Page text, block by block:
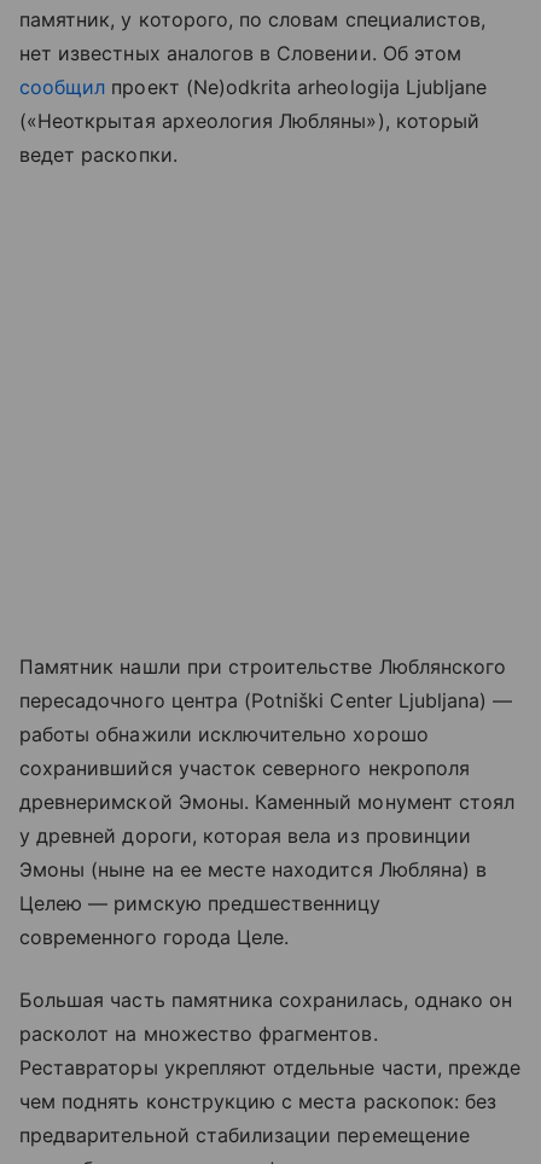
памятник, у которого, по словам специалистов,
нет известных аналогов в Словении. Об этом
сообщил проект (Ne)odkrita arheologija Ljubljane
(«Неоткрытая археология Любляны»), который
ведет раскопки.
Памятник нашли при строительстве Люблянского
пересадочного центра (Potniški Center Ljubljana) —
работы обнажили исключительно хорошо
сохранившийся участок северного некрополя
древнеримской Эмоны. Каменный монумент стоял
у древней дороги, которая вела из провинции
Эмоны (ныне на ее месте находится Любляна) в
Целею — римскую предшественницу
современного города Целе.
Большая часть памятника сохранилась, однако он
расколот на множество фрагментов.
Реставраторы укрепляют отдельные части, прежде
чем поднять конструкцию с места раскопок: без
предварительной стабилизации перемещение